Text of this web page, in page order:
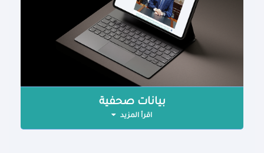
بيانات صحفية
اقرأ المزيد